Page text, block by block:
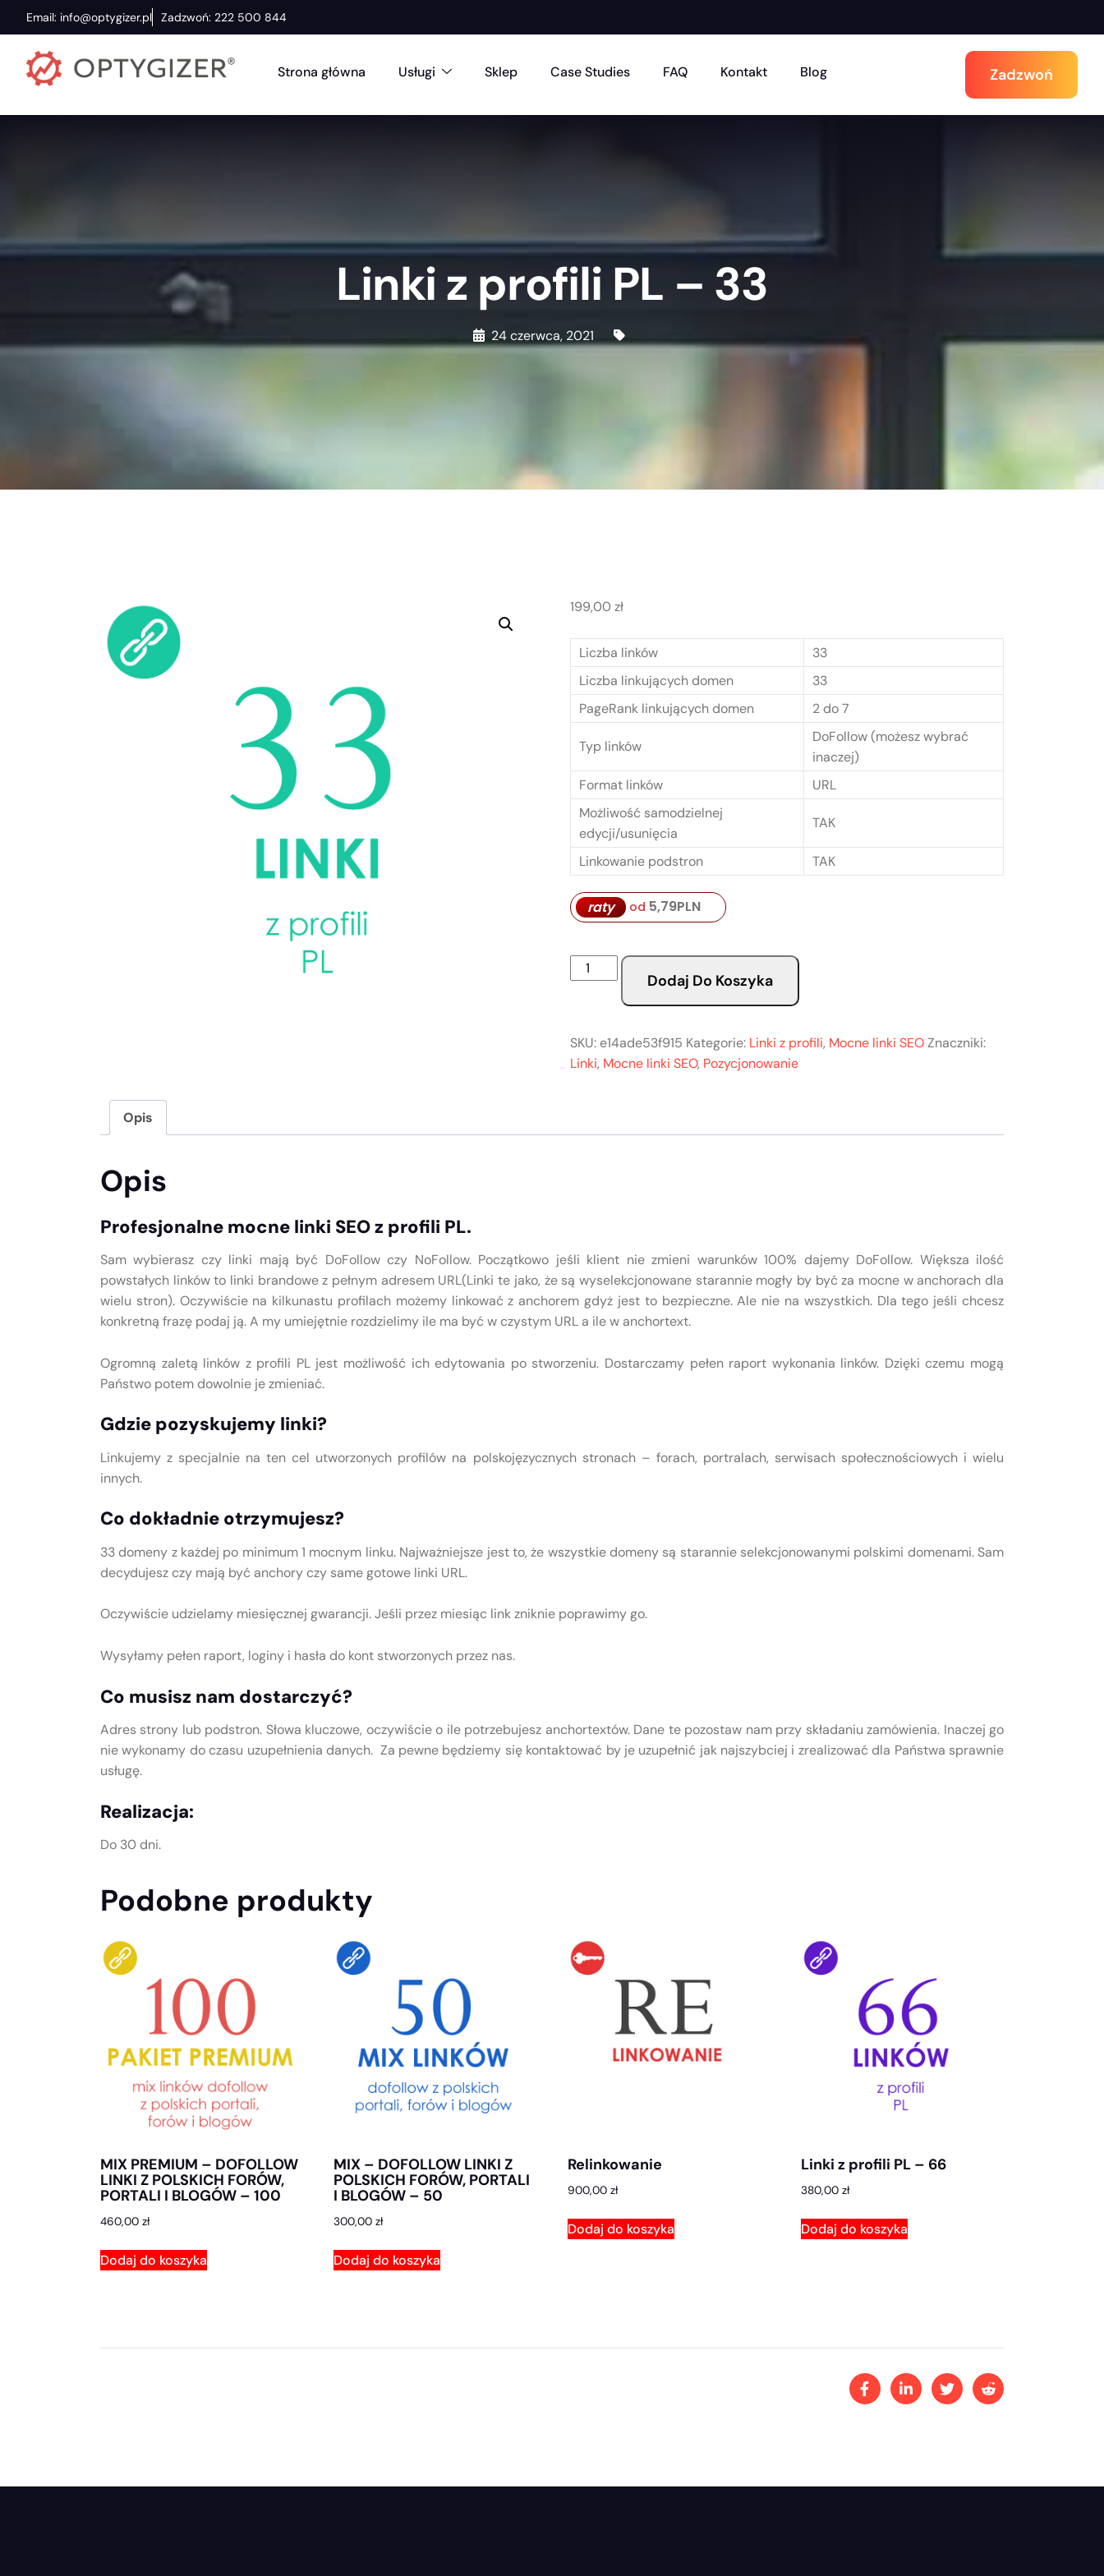
Email: info@optygizer.pl Zadzwoń: 222 500 844
Strona główna Usługi Sklep Case Studies FAQ Kontakt Blog Zadzwoń
Linki z profili PL – 33
24 czerwca, 2021
199,00 zł
Liczba linków
33
Liczba linkujących domen
33
PageRank linkujących domen
2 do 7
Typ linków
DoFollow (możesz wybrać
inaczej)
Format linków
URL
Możliwość samodzielnej
edycji/usunięcia
TAK
Linkowanie podstron TAK
raty od 5,79PLN
Dodaj Do Koszyka
SKU: e14ade53f915 Kategorie: Linki z profili, Mocne linki SEOZnaczniki:
Linki, Mocne linki SEO, Pozycjonowanie
Opis
Opis
Profesjonalne mocne linki SEO z profili PL.
Sam wybierasz czy linki mają być DoFollow czy NoFollow. Początkowo jeśli klient nie zmieni warunków 100% dajemy DoFollow. Większa ilość
powstałych linków to linki brandowe z pełnym adresem URL(Linki te jako, że są wyselekcjonowane starannie mogły by być za mocne w anchorach dla
wielu stron). Oczywiście na kilkunastu profilach możemy linkować z anchorem gdyż jest to bezpieczne. Ale nie na wszystkich. Dla tego jeśli chcesz
konkretną frazę podaj ją. A my umiejętnie rozdzielimy ile ma być w czystym URL a ile w anchortext.
Ogromną zaletą linków z profili PL jest możliwość ich edytowania po stworzeniu. Dostarczamy pełen raport wykonania linków. Dzięki czemu mogą
Państwo potem dowolnie je zmieniać.
Gdzie pozyskujemy linki?
Linkujemy z specjalnie na ten cel utworzonych profilów na polskojęzycznych stronach – forach, portralach, serwisach społecznościowych i wielu
innych.
Co dokładnie otrzymujesz?
33 domeny z każdej po minimum 1 mocnym linku. Najważniejsze jest to, że wszystkie domeny są starannie selekcjonowanymi polskimi domenami. Sam
decydujesz czy mają być anchory czy same gotowe linki URL.
Oczywiście udzielamy miesięcznej gwarancji. Jeśli przez miesiąc link zniknie poprawimy go.
Wysyłamy pełen raport, loginy i hasła do kont stworzonych przez nas.
Co musisz nam dostarczyć?
Adres strony lub podstron. Słowa kluczowe, oczywiście o ile potrzebujesz anchortextów. Dane te pozostaw nam przy składaniu zamówienia. Inaczej go
nie wykonamy do czasu uzupełnienia danych. Za pewne będziemy się kontaktować by je uzupełnić jak najszybciej i zrealizować dla Państwa sprawnie
usługę.
Realizacja:
Do 30 dni.
Podobne produkty
MIX PREMIUM – DOFOLLOW
LINKI Z POLSKICH FORÓW,
PORTALI I BLOGÓW – 100
460,00 zł
Dodaj do koszyka
MIX – DOFOLLOW LINKI Z
POLSKICH FORÓW, PORTALI
I BLOGÓW – 50
300,00zł
Dodaj do koszyka
Relinkowanie
900,00 zł
Dodaj do koszyka
Linki z profili PL – 66
380,00zł
Dodaj do koszyka